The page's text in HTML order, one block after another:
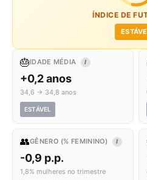
ÍNDICE DE
🎂IDADE MÉDIA I
+0,2 anos
34,6 → 34,8 anos
ESTÁVEL
👥GÊNERO (% FEMININO) I
-0,9 p.p.
1,8% mulheres no trimestre